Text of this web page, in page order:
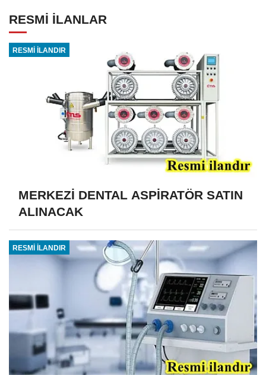
RESMİ İLANLAR
RESMİ İLANDIR
MERKEZİ DENTAL ASPİRATÖR SATIN
ALINACAK
RESMİ İLANDIR